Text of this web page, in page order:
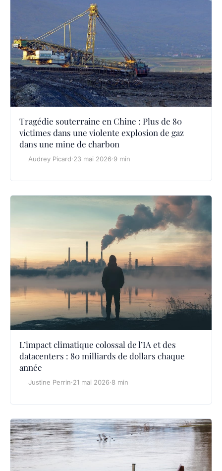
Tragédie souterraine en Chine : Plus de 80
victimes dans une violente explosion de gaz
dans une mine de charbon
Audrey Picard·23 mai 2026·9 min
L’impact climatique colossal de l’IA et des
datacenters : 80 milliards de dollars chaque
année
Justine Perrin·21 mai 2026·8 min